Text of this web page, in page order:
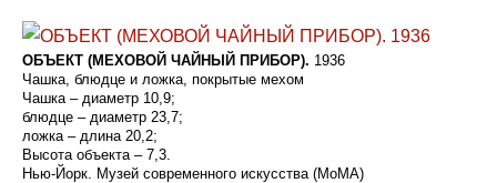
ОБЪЕКТ (МЕХОВОЙ ЧАЙНЫЙ ПРИБОР). 1936
Чашка, блюдце и ложка, покрытые мехом
Чашка – диаметр 10,9;
блюдце – диаметр 23,7;
ложка – длина 20,2;
Высота объекта – 7,3.
Нью-Йорк. Музей современного искусства (МоМА)